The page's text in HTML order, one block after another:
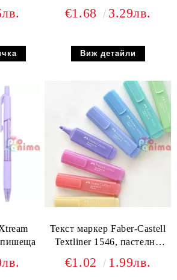
€1.68 3.29лв.
Виж детайли
Текст маркер Faber-Castell
Textliner 1546, пастелни
€1.02 1.99лв.